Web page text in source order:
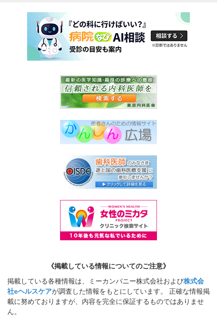
《掲載している情報についてのご注意》
掲載している各種情報は、ミーカンパニー株式会社および株式会
社eヘルスケアが調査した情報をもとにしています。 正確な情報掲
載に努めておりますが、内容を完全に保証するものではありませ
ん。